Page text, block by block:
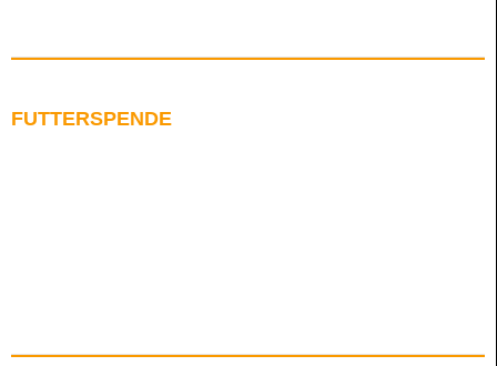
FUTTERSPENDE